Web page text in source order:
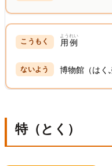
用例
ようれい
博物館（はく
特（とく）